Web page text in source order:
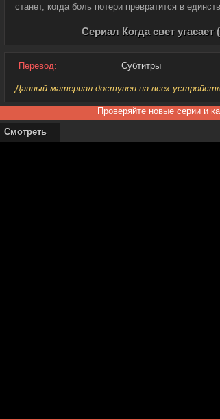
станет, когда боль потери превратится в
Сериал Когда свет
Перевод: Субтитры
Данный материал доступен на всех
Проверяйте новые серии и
Смотреть